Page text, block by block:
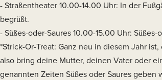
- Straßentheater 10.00-14.00 Uhr: In der
begrüßt.
- Süßes-oder-Saures 10.00-15.00 Uhr:
*Strick-Or-Treat: Ganz neu in diesem Jahr
also bring deine Mutter, deinen Vater oder
genannten Zeiten Süßes oder Saures geben